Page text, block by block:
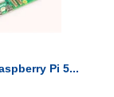
Pi 5...